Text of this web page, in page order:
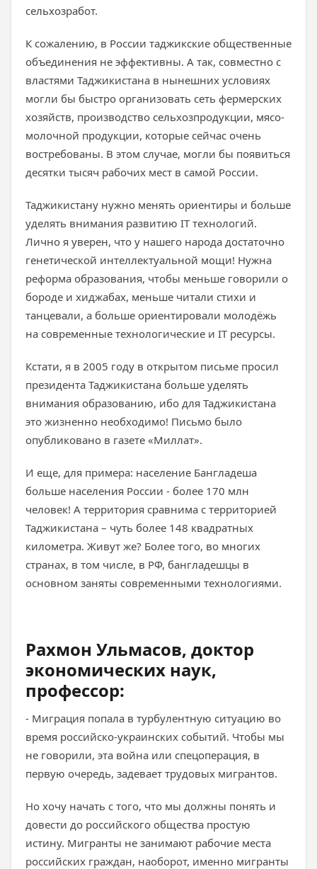
сельхозработ.
К сожалению, в России таджикские общественные
объединения не эффективны. А так, совместно с
властями Таджикистана в нынешних условиях
могли бы быстро организовать сеть фермерских
хозяйств, производство сельхозпродукции, мясо-
молочной продукции, которые сейчас очень
востребованы. В этом случае, могли бы появиться
десятки тысяч рабочих мест в самой России.
Таджикистану нужно менять ориентиры и больше
уделять внимания развитию IT технологий.
Лично я уверен, что у нашего народа достаточно
генетической интеллектуальной мощи! Нужна
реформа образования, чтобы меньше говорили о
бороде и хиджабах, меньше читали стихи и
танцевали, а больше ориентировали молодёжь
на современные технологические и IT ресурсы.
Кстати, я в 2005 году в открытом письме просил
президента Таджикистана больше уделять
внимания образованию, ибо для Таджикистана
это жизненно необходимо! Письмо было
опубликовано в газете «Миллат».
И еще, для примера: население Бангладеша
больше населения России - более 170 млн
человек! А территория сравнима с территорией
Таджикистана – чуть более 148 квадратных
километра. Живут же? Более того, во многих
странах, в том числе, в РФ, бангладешцы в
основном заняты современными технологиями.
Рахмон Ульмасов, доктор
экономических наук,
профессор:
- Миграция попала в турбулентную ситуацию во
время российско-украинских событий. Чтобы мы
не говорили, эта война или спецоперация, в
первую очередь, задевает трудовых мигрантов.
Но хочу начать с того, что мы должны понять и
довести до российского общества простую
истину. Мигранты не занимают рабочие места
российских граждан, наоборот, именно мигранты